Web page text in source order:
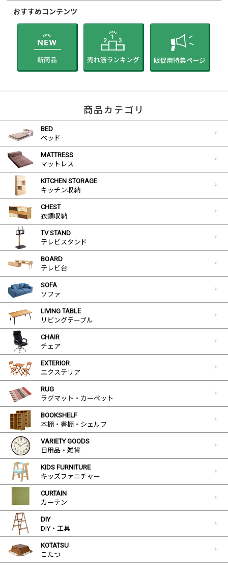
おすすめコンテンツ
商品カテゴリ
BED
ベッド
MATTRESS
マットレス
KITCHEN STORAGE
キッチン収納
CHEST
衣類収納
TV STAND
テレビスタンド
BOARD
テレビ台
SOFA
ソファ
LIVING TABLE
リビングテーブル
CHAIR
チェア
EXTERIOR
エクステリア
RUG
ラグマット・カーペット
BOOKSHELF
本棚・書棚・シェルフ
VARIETY GOODS
日用品・雑貨
KIDS FURNITURE
キッズファニチャー
CURTAIN
カーテン
DIY
DIY・工具
KOTATSU
こたつ